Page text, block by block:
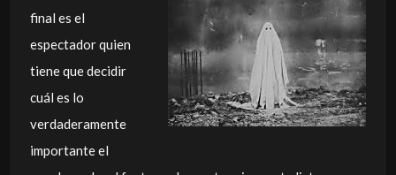
final es el
espectador quien
tiene que decidir
cuál es lo
verdaderamente
importante el